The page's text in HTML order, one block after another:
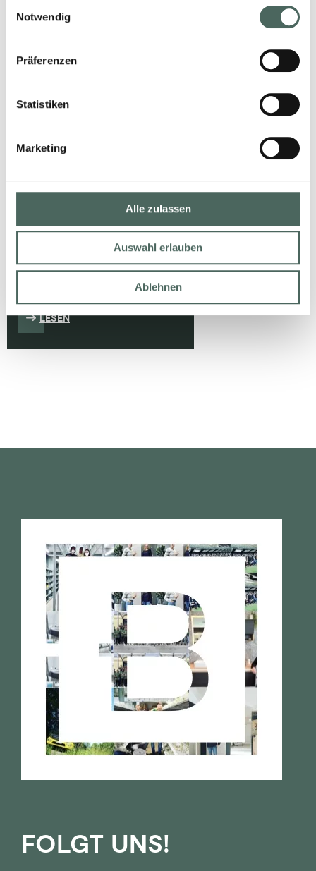
Notwendig
Präferenzen
Statistiken
Marketing
Alle zulassen
Auswahl erlauben
Ablehnen
TOLLES WISSEN
ÜBER FLIESEN
LESEN
FOLGT UNS!